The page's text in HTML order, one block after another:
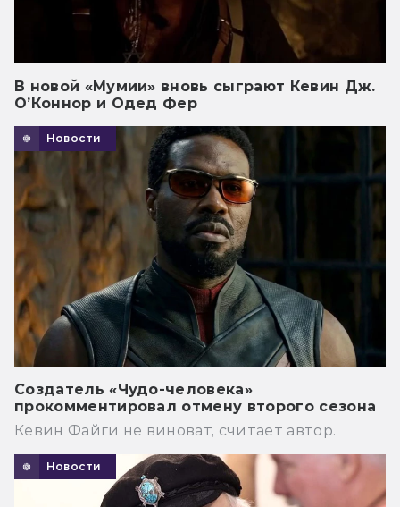
В новой «Мумии» вновь сыграют Кевин Дж.
О’Коннор и Одед Фер
Новости
Создатель «Чудо-человека»
прокомментировал отмену второго сезона
Кевин Файги не виноват, считает автор.
Новости